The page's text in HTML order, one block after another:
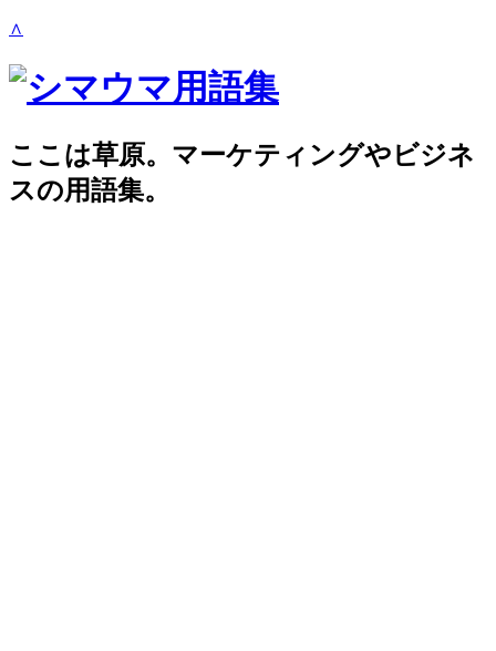
∧
ここは草原。マーケティングやビジネ
スの用語集。